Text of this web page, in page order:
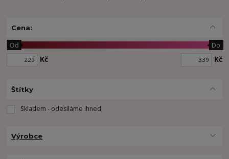
Cena:
Kč
Od Do
Kč
Štítky
Skladem - odesíláme ihned
Výrobce